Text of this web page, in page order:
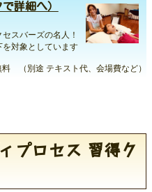
詳細へ）
スバーズの名人！
を対象としています
（別途 テキスト代、会場費など）
ロセス 習得ク